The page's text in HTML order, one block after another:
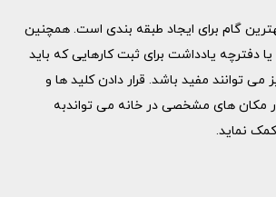
گام برای ایجاد طبقه بندی است. همچنین
دفترچه یادداشت برای ثبت کارهایی که باید
می توانند مفید باشد. قرار دادن کلید ها و
مکان های مشخصی در خانه می تواندبه
نماید.